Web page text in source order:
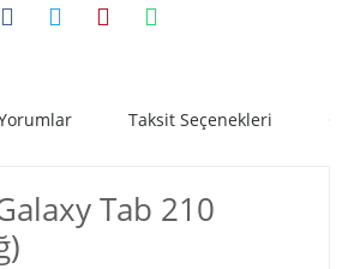
Taksit Seçenekleri
Tab 210